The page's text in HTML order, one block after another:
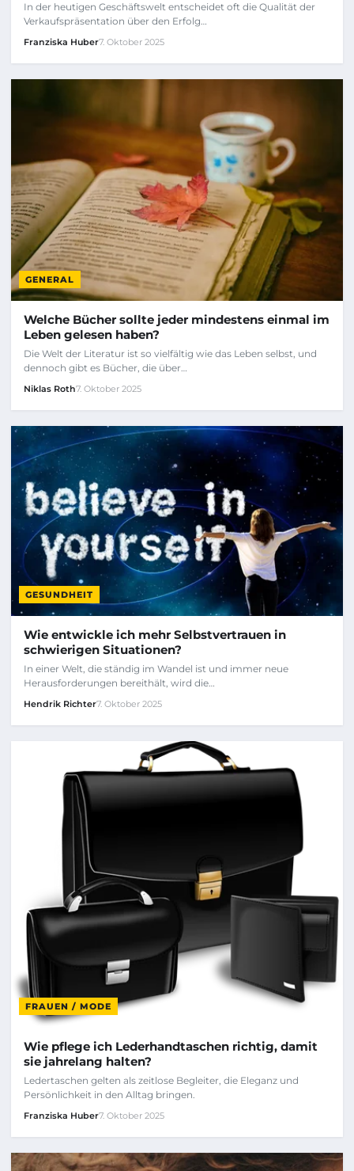
In der heutigen Geschäftswelt entscheidet oft die Qualität der
Verkaufspräsentation über den Erfolg…
Franziska Huber7. Oktober 2025
GENERAL
Welche Bücher sollte jeder mindestens einmal im
Leben gelesen haben?
Die Welt der Literatur ist so vielfältig wie das Leben selbst, und
dennoch gibt es Bücher, die über…
Niklas Roth7. Oktober 2025
GESUNDHEIT
Wie entwickle ich mehr Selbstvertrauen in
schwierigen Situationen?
In einer Welt, die ständig im Wandel ist und immer neue
Herausforderungen bereithält, wird die…
Hendrik Richter7. Oktober 2025
FRAUEN / MODE
Wie pflege ich Lederhandtaschen richtig, damit
sie jahrelang halten?
Ledertaschen gelten als zeitlose Begleiter, die Eleganz und
Persönlichkeit in den Alltag bringen.
Franziska Huber7. Oktober 2025